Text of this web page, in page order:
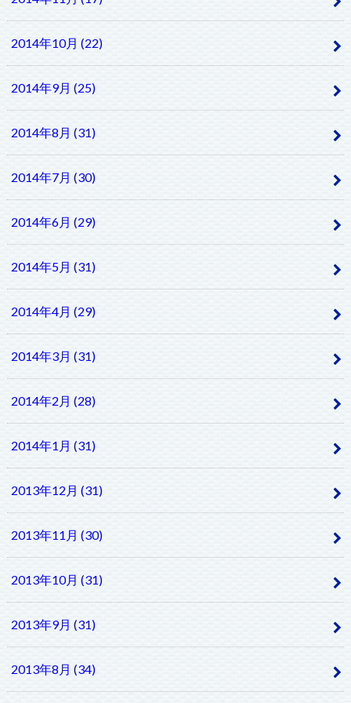
2014年10月 (22)
2014年9月 (25)
2014年8月 (31)
2014年7月 (30)
2014年6月 (29)
2014年5月 (31)
2014年4月 (29)
2014年3月 (31)
2014年2月 (28)
2014年1月 (31)
2013年12月 (31)
2013年11月 (30)
2013年10月 (31)
2013年9月 (31)
2013年8月 (34)